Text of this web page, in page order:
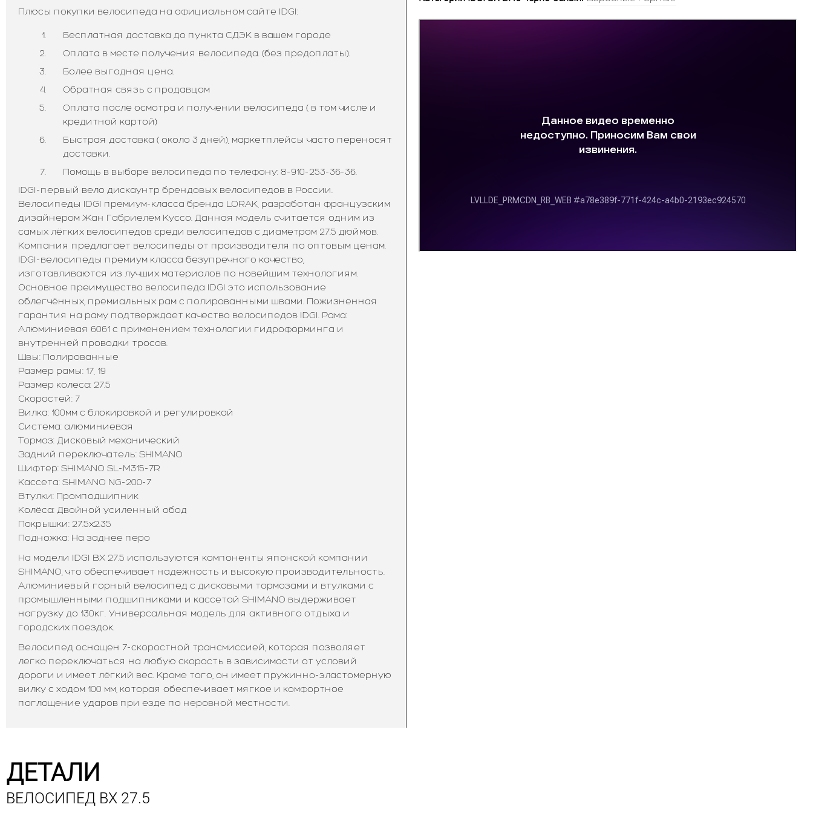
Плюсы покупки велосипеда на официальном сайте IDGI:
Бесплатная доставка до пункта СДЭК в вашем городе
Оплата в месте получения велосипеда. (без предоплаты).
Более выгодная цена.
Обратная связь с продавцом
Оплата после осмотра и получении велосипеда ( в том числе и
кредитной картой)
Быстрая доставка ( около 3 дней), маркетплейсы часто переносят
доставки.
Помощь в выборе велосипеда по телефону: 8-910-253-36-36.
IDGI-первый вело дискаунтр брендовых велосипедов в России.
Велосипеды IDGI премиум-класса бренда LORAK, разработан французским
дизайнером Жан Габриелем Куссо. Данная модель считается одним из
самых лёгких велосипедов среди велосипедов с диаметром 27.5 дюймов.
Компания предлагает велосипеды от производителя по оптовым ценам.
IDGI-велосипеды премиум класса безупречного качество,
изготавливаются из лучших материалов по новейшим технологиям.
Основное преимущество велосипеда IDGI это использование
облегчённых, премиальных рам с полированными швами. Пожизненная
гарантия на раму подтверждает качество велосипедов IDGI. Рама:
Алюминиевая 6061 с применением технологии гидроформинга и
внутренней проводки тросов.
Швы: Полированные
Размер рамы: 17, 19
Размер колеса: 27.5
Скоростей: 7
Вилка: 100мм с блокировкой и регулировкой
Система: алюминиевая
Тормоз: Дисковый механический
Задний переключатель: SHIMANO
Шифтер: SHIMANO SL-M315-7R
Кассета: SHIMANO NG-200-7
Втулки: Промподшипник
Колёса: Двойной усиленный обод
Покрышки: 27.5х2.35
Подножка: На заднее перо
На модели IDGI BX 27.5 используются компоненты японской компании
SHIMANO, что обеспечивает надежность и высокую производительность.
Алюминиевый горный велосипед с дисковыми тормозами и втулками с
промышленными подшипниками и кассетой SHIMANO выдерживает
нагрузку до 130кг. Универсальная модель для активного отдыха и
городских поездок.
Велосипед оснащен 7-скоростной трансмиссией, которая позволяет
легко переключаться на любую скорость в зависимости от условий
дороги и имеет лёгкий вес. Кроме того, он имеет пружинно-эластомерную
вилку с ходом 100 мм, которая обеспечивает мягкое и комфортное
поглощение ударов при езде по неровной местности.
ДЕТАЛИ
ВЕЛОСИПЕД BX 27.5